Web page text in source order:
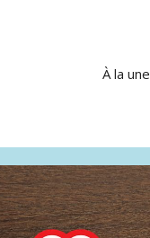
À la une